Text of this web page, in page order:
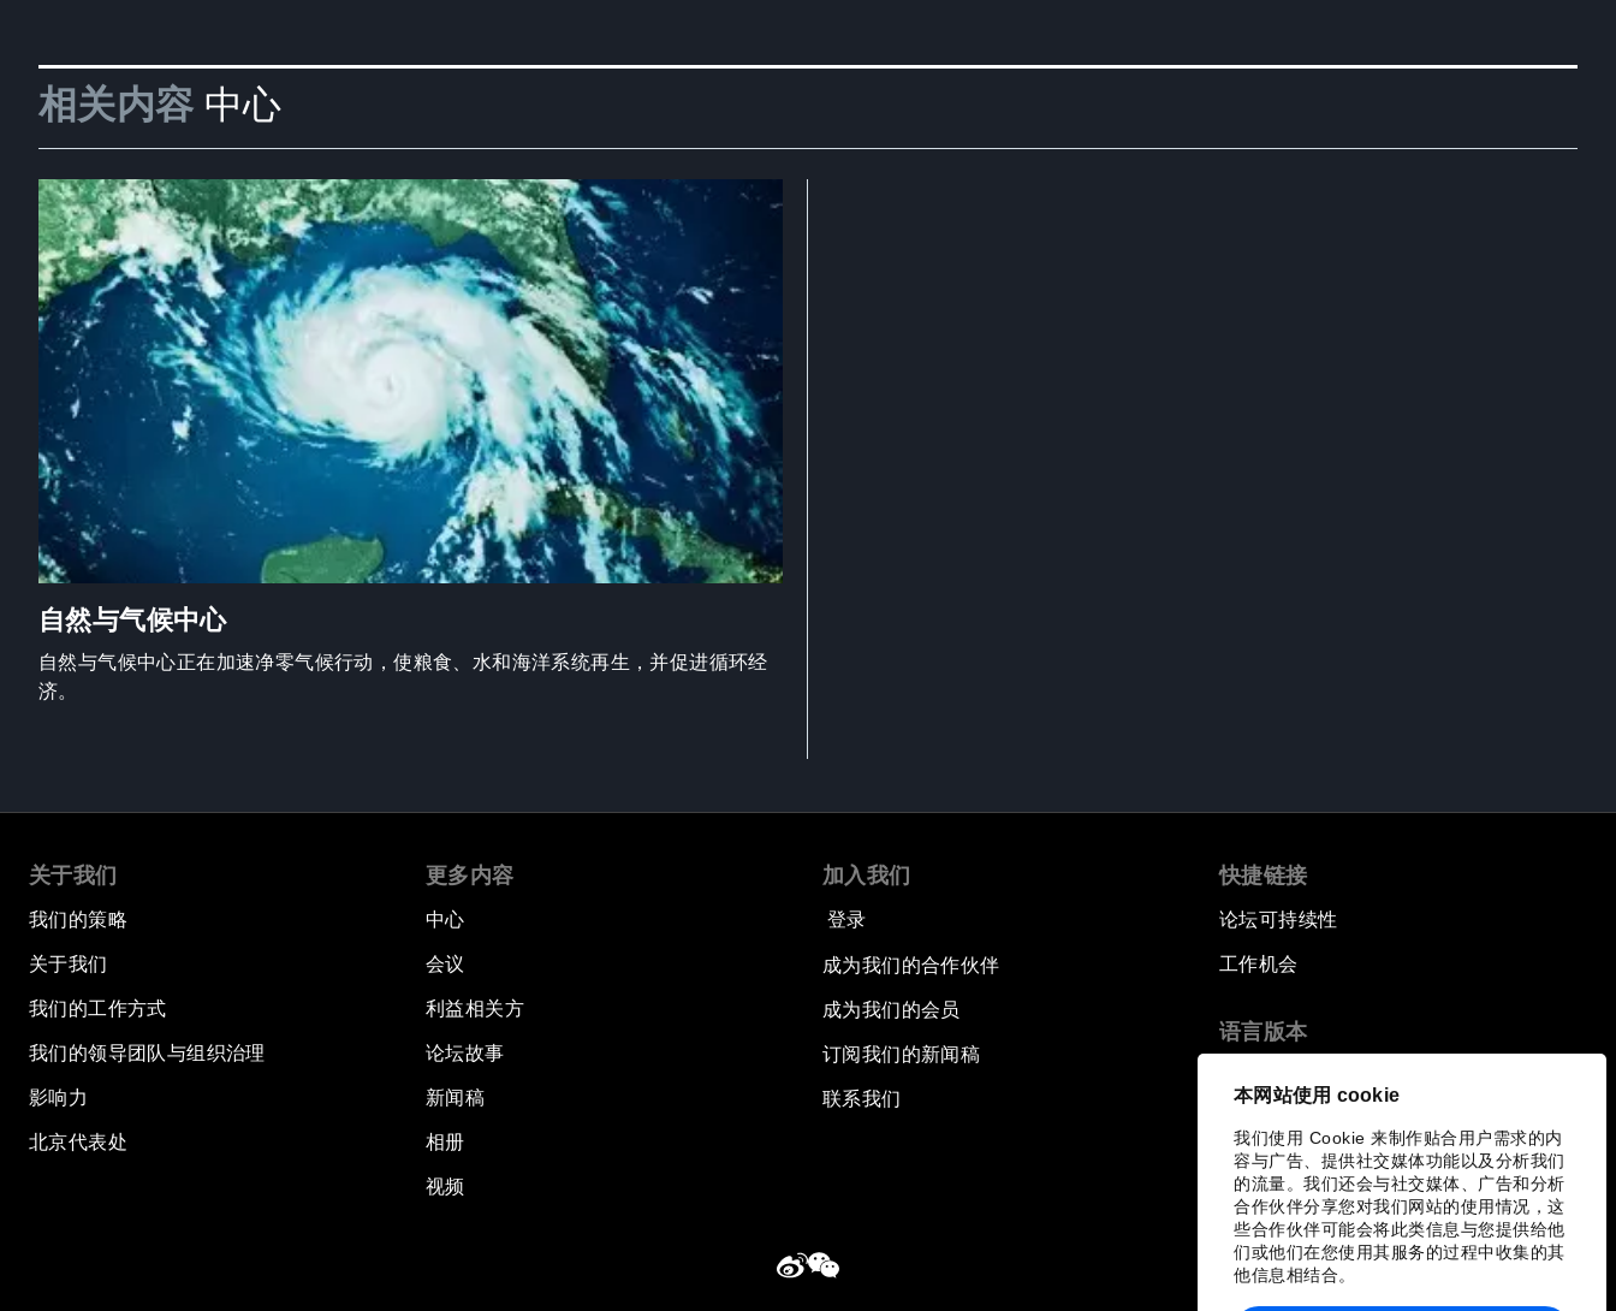
本网站使用 cookie
我们使用 Cookie 来制作贴合用户需求的内
容与广告、提供社交媒体功能以及分析我们
的流量。我们还会与社交媒体、广告和分析
合作伙伴分享您对我们网站的使用情况，这
些合作伙伴可能会将此类信息与您提供给他
们或他们在您使用其服务的过程中收集的其
他信息相结合。
相关内容 中心
自然与气候中心
自然与气候中心正在加速净零气候行动，使粮食、水和海洋系统再生，并促进循环经
济。
关于我们
我们的策略
关于我们
我们的工作方式
我们的领导团队与组织治理
影响力
北京代表处
更多内容
中心
会议
利益相关方
论坛故事
新闻稿
相册
视频
加入我们
登录
成为我们的合作伙伴
成为我们的会员
订阅我们的新闻稿
联系我们
快捷链接
论坛可持续性
工作机会
语言版本